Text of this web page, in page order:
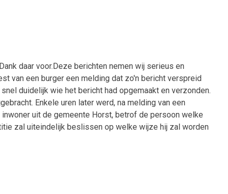
Dank daar voor.Deze berichten nemen wij serieus en
van een burger een melding dat zo'n bericht verspreid
duidelijk wie het bericht had opgemaakt en verzonden.
Enkele uren later werd, na melding van een
inwoner uit de gemeente Horst, betrof de persoon welke
zal uiteindelijk beslissen op welke wijze hij zal worden